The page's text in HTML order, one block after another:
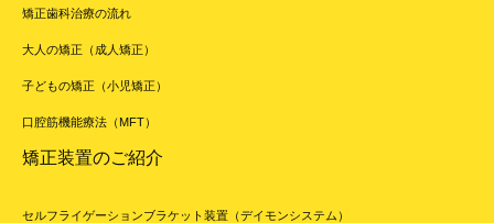
矯正歯科治療の流れ
大人の矯正（成人矯正）
子どもの矯正（小児矯正）
口腔筋機能療法（MFT）
矯正装置のご紹介
セルフライゲーションブラケット装置（デイモンシステム）